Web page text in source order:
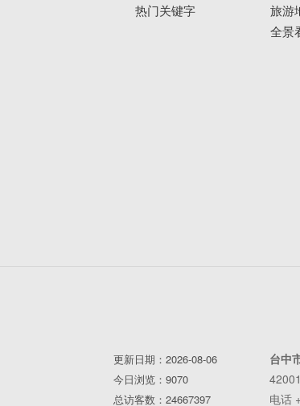
热门关键字
旅游
全景
更新日期：2026-08-06
今日浏览：9070
总访客数：24667397
台中
电话